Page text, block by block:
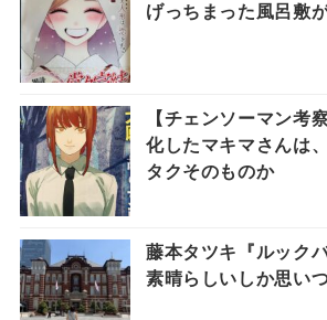
げっちまった風呂敷
【チェンソーマン考
化したマキマさんは
タクそのものか
藤本タツキ『ルック
素晴らしいしか思い